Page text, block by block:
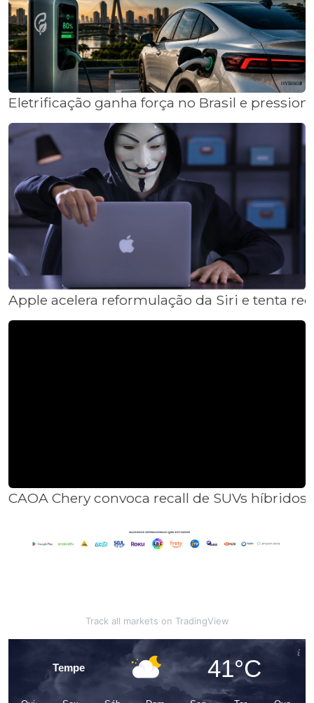
Eletrificação ganha força no Brasil e
Apple acelera reformulação da Siri e tenta
CAOA Chery convoca recall de SUVs híbridos
Track all markets on TradingView
Tempe 41°C